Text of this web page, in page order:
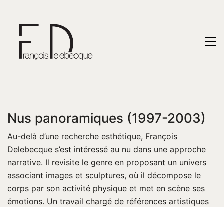
Nus panoramiques (1997-2003)
Au-delà d’une recherche esthétique, François
Delebecque s’est intéressé au nu dans une approche
narrative. Il revisite le genre en proposant un univers
associant images et sculptures, où il décompose le
corps par son activité physique et met en scène ses
émotions. Un travail chargé de références artistiques